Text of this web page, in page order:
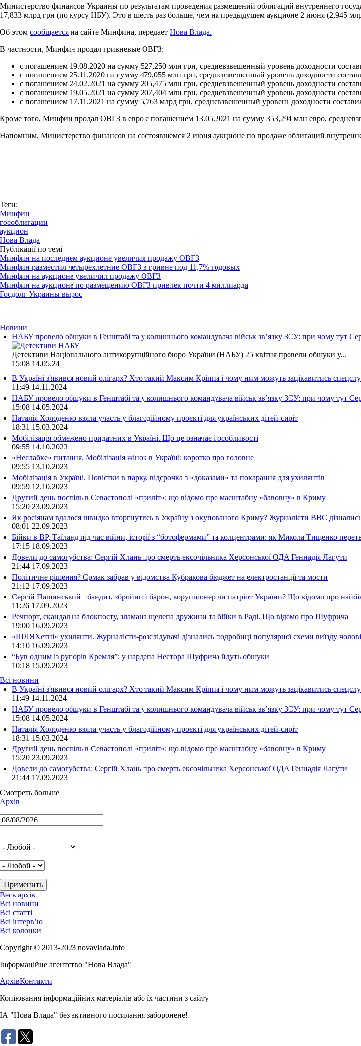
Министерство финансов Украины по результатам проведения размещений облигаций внутреннего
17,833 млрд грн (по курсу НБУ). Это в шесть раз больше, чем на предыдущем аукционе 2 июня (2,945
Об этом сообщается на сайте Минфина, передает Нова Влада.
В частности, Минфин продал гривневые ОВГЗ:
с погашением 19.08.2020 на сумму 527,250 млн грн, средневзвешенный уровень доходности
с погашением 25.11.2020 на сумму 479,055 млн грн, средневзвешенный уровень доходности
с погашением 24.02.2021 на сумму 205,475 млн грн, средневзвешенный уровень доходности
с погашением 19.05.2021 на сумму 207,404 млн грн, средневзвешенный уровень доходности
с погашением 17.11.2021 на сумму 5,763 млрд грн, средневзвешенный уровень доходности
Кроме того, Минфин продал ОВГЗ в евро с погашением 13.05.2021 на сумму 353,294 млн евро,
Напомним, Министерство финансов на состоявшемся 2 июня аукционе по продаже облигаций
Теги:
Минфин
гособлигации
аукцион
Нова Влада
Публікації по темі
Минфин на последнем аукционе увеличил продажу ОВГЗ
Минфин разместил четырехлетние ОВГЗ в гривне под 11,7% годовых
Минфин на аукционе увеличил продажу ОВГЗ
Минфин на аукционе по размещению ОВГЗ привлек почти 4 миллиарда
Госдолг Украины вырос
Новини
НАБУ провело обшуки в Генштабі та у колишнього командувача військ зв’язку ЗСУ: при чому тут
Детективи Національного антикорупційного бюро України (НАБУ) 25 квітня провели обшуки у...
15:08 14.05.24
В Україні з'явився новий олігарх? Хто такий Максим Кріппа і чому ним можуть зацікавитись
11:49 14.11.2024
НАБУ провело обшуки в Генштабі та у колишнього командувача військ зв’язку ЗСУ: при чому тут
15:08 14.05.2024
Наталія Холоденко взяла участь у благодійному проєкті для українських дітей-сиріт
18:31 15.03.2024
Мобілізація обмежено придатних в Україні. Що це означає і особливості
09:55 14.10.2023
«Неслабке» питання. Мобілізація жінок в Україні: коротко про головне
09:55 13.10.2023
Мобілізація в Україні. Повістки в парку, відсрочка з «доказами» та покарання для ухилянтів
09:59 12.10.2023
Другий день поспіль в Севастополі «приліт»: що відомо про масштабну «бавовну» в Криму
15:20 23.09.2023
Як росіянам вдалося швидко вторгнутись в Україну з окупованого Криму? Журналісти ВВС
08:01 22.09.2023
Бійки в ВР, Таїланд під час війни, історії з “ботофермами” та колцентрами: як Микола Тищенко
17:15 18.09.2023
Довели до самогубства: Сергій Хлань про смерть ексочільника Херсонської ОДА Геннадія Лагути
21:44 17.09.2023
Політичне рішення? Єрмак забрав у відомства Кубракова бюджет на електростанції та мости
21:12 17.09.2023
Сергій Пашинський - бандит, збройний барон, корупціонер чи патріот України? Що відомо про
11:26 17.09.2023
Речпорт, скандал на блокпосту, зламана щелепа дружини та бійки в Раді. Що відомо про Шуфрича
19:00 16.09.2023
«ШЛЯХетні» ухилянти. Журналісти-розслідувачі дізнались подробиці популярної схеми виїзду
14:10 16.09.2023
“Був одним із рупорів Кремля”: у нардепа Нестора Шуфрича йдуть обшуки
10:18 15.09.2023
Всі новини
В Україні з'явився новий олігарх? Хто такий Максим Кріппа і чому ним можуть зацікавитись
11:49 14.11.2024
НАБУ провело обшуки в Генштабі та у колишнього командувача військ зв’язку ЗСУ: при чому тут
15:08 14.05.2024
Наталія Холоденко взяла участь у благодійному проєкті для українських дітей-сиріт
18:31 15.03.2024
Другий день поспіль в Севастополі «приліт»: що відомо про масштабну «бавовну» в Криму
15:20 23.09.2023
Довели до самогубства: Сергій Хлань про смерть ексочільника Херсонської ОДА Геннадія Лагути
21:44 17.09.2023
Смотреть больше
Архів
Весь архів
Всі новини
Всі статті
Всі інтерв’ю
Всі колонки
Copyright © 2013-2023 novavlada.info
Інформаційне агентство "Нова Влада"
АрхівКонтакти
Копіювання інформаційних матеріалів або їх частини з сайту
ІА "Нова Влада" без активного посилання заборонене!